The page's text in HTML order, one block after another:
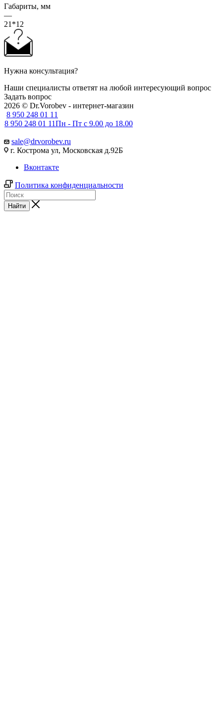
Габариты, мм
—
21*12
Нужна консультация?
Наши специалисты ответят на любой интересующий вопрос
Задать вопрос
2026 © Dr.Vorobev - интернет-магазин
8 950 248 01 11
8 950 248 01 11Пн - Пт с 9.00 до 18.00
sale@drvorobev.ru
г. Кострома ул, Московская д.92Б
Вконтакте
Политика конфиденциальности
Найти